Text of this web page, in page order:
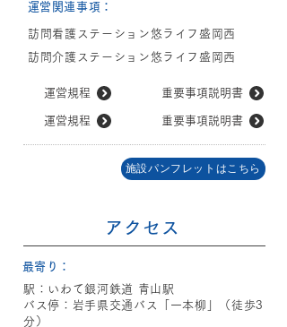
​運営関連事項：
訪問看護ステーション悠ライフ盛岡西
訪問介護ステーション悠ライフ盛岡西
運営規程
運営規程
重要事項説明書
重要事項説明書
施設パンフレットはこちら
アクセス
​最寄り：
駅：いわて銀河鉄道 青山駅
バス停：岩手県交通バス「一本柳」（徒歩3
分）